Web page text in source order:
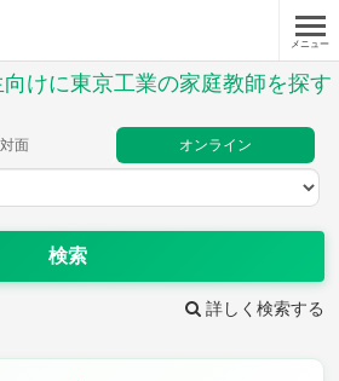
メニュー
けに東京工業の家庭教師を探す
対面 オンライン
検索
詳しく検索する